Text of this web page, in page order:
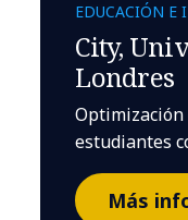
EDUCACIÓN E
City,
Londres
Optimización
estudiantes
Más